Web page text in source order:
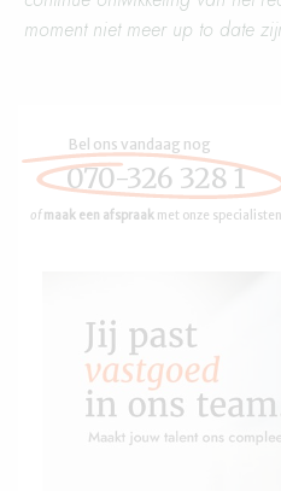
moment niet meer up to date
Bel ons vandaag nog
070-326 328 1
of maak een afspraak met onze specialisten